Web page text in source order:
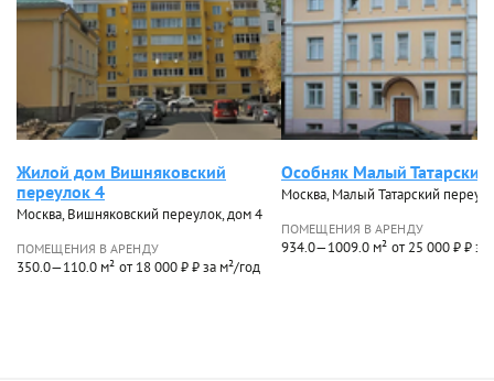
Жилой дом Вишняковский
переулок 4
Москва, Вишняковский переулок, дом 4
ПОМЕЩЕНИЯ В АРЕНДУ
350.0—110.0 м² от 18 000 ₽ ₽ за м²/год
Особняк Малый Татарский
Москва, Малый Татарский
ПОМЕЩЕНИЯ В АРЕНДУ
934.0—1009.0 м² от 25 000 ₽ ₽ за